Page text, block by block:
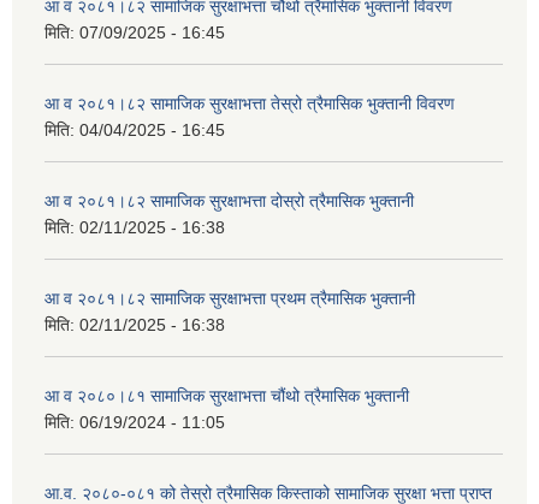
आ व २०८१।८२ सामाजिक सुरक्षाभत्ता चौथो त्रैमासिक भुक्तानी विवरण
मिति: 07/09/2025 - 16:45
आ व २०८१।८२ सामाजिक सुरक्षाभत्ता तेस्रो त्रैमासिक भुक्तानी विवरण
मिति: 04/04/2025 - 16:45
आ व २०८१।८२ सामाजिक सुरक्षाभत्ता दोस्रो त्रैमासिक भुक्तानी
मिति: 02/11/2025 - 16:38
आ व २०८१।८२ सामाजिक सुरक्षाभत्ता प्रथम त्रैमासिक भुक्तानी
मिति: 02/11/2025 - 16:38
आ व २०८०।८१ सामाजिक सुरक्षाभत्ता चौंथो त्रैमासिक भुक्तानी
मिति: 06/19/2024 - 11:05
आ.व. २०८०-०८१ को तेस्रो त्रैमासिक किस्ताको सामाजिक सुरक्षा भत्ता प्राप्त